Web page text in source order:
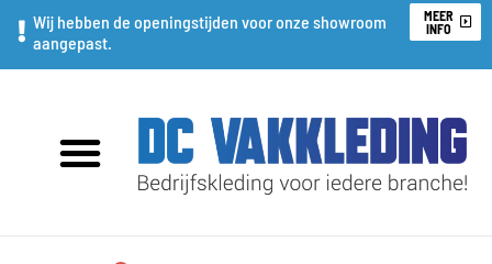
Ga
naar
Wij hebben de openingstijden voor onze showroom
aangepast.
MEER
INFO